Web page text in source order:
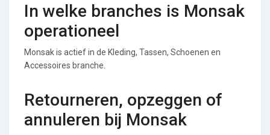
In welke branches is Monsak
operationeel
Monsak is actief in de Kleding, Tassen, Schoenen en
Accessoires branche.
Retourneren, opzeggen of
annuleren bij Monsak